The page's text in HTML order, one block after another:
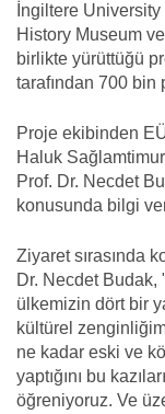
İngiltere
History Museum
birlikte yürüttüğü
tarafından 700 bin
Proje ekibinden
Haluk
Prof. Dr. Necdet
konusunda bilgi
Ziyaret sırasında
Dr. Necdet
ülkemizin dört bir
kültürel
ne kadar eski ve
yaptığını bu
öğreniyoruz. Ve